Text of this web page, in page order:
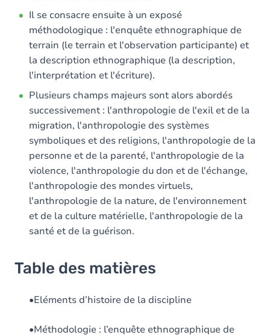
Il se consacre ensuite à un exposé
méthodologique : l'enquête ethnographique de
terrain (le terrain et l'observation participante) et
la description ethnographique (la description,
l'interprétation et l'écriture).
Plusieurs champs majeurs sont alors abordés
successivement : l'anthropologie de l'exil et de la
migration, l'anthropologie des systèmes
symboliques et des religions, l'anthropologie de la
personne et de la parenté, l'anthropologie de la
violence, l'anthropologie du don et de l'échange,
l'anthropologie des mondes virtuels,
l'anthropologie de la nature, de l'environnement
et de la culture matérielle, l'anthropologie de la
santé et de la guérison.
Table des matières
•Eléments d’histoire de la discipline
•Méthodologie : l’enquête ethnographique de